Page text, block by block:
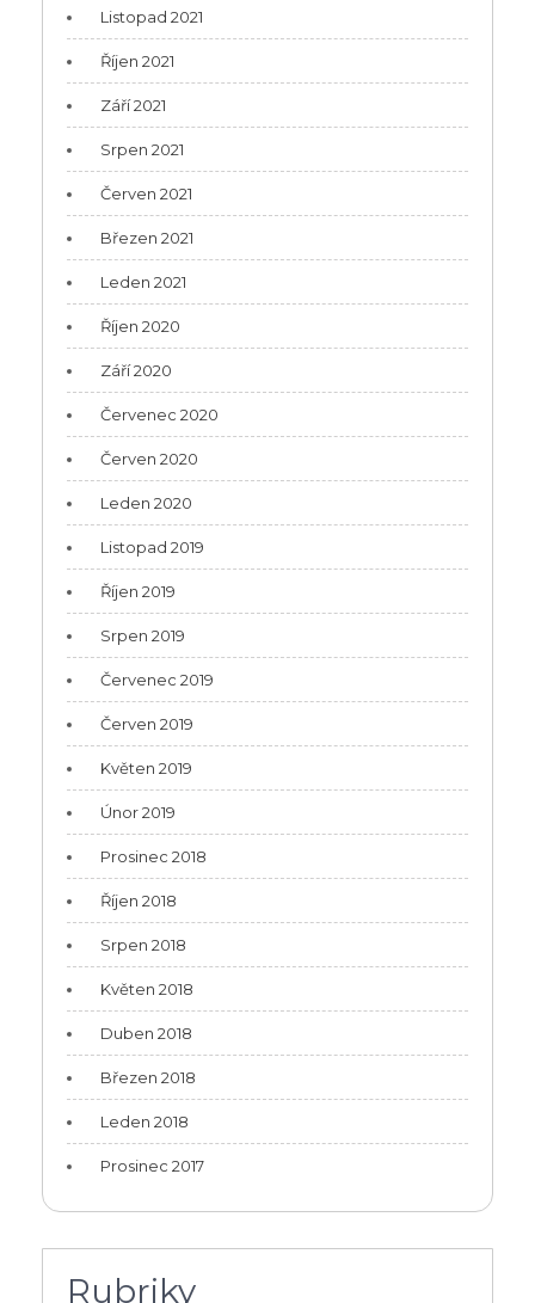
Listopad 2021
Říjen 2021
Září 2021
Srpen 2021
Červen 2021
Březen 2021
Leden 2021
Říjen 2020
Září 2020
Červenec 2020
Červen 2020
Leden 2020
Listopad 2019
Říjen 2019
Srpen 2019
Červenec 2019
Červen 2019
Květen 2019
Únor 2019
Prosinec 2018
Říjen 2018
Srpen 2018
Květen 2018
Duben 2018
Březen 2018
Leden 2018
Prosinec 2017
Rubriky